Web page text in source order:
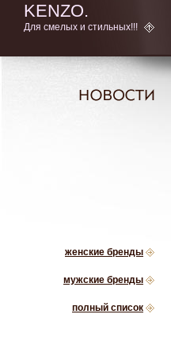
KENZO.
Для смелых и стильных!!!
женские бренды
мужские бренды
полный список